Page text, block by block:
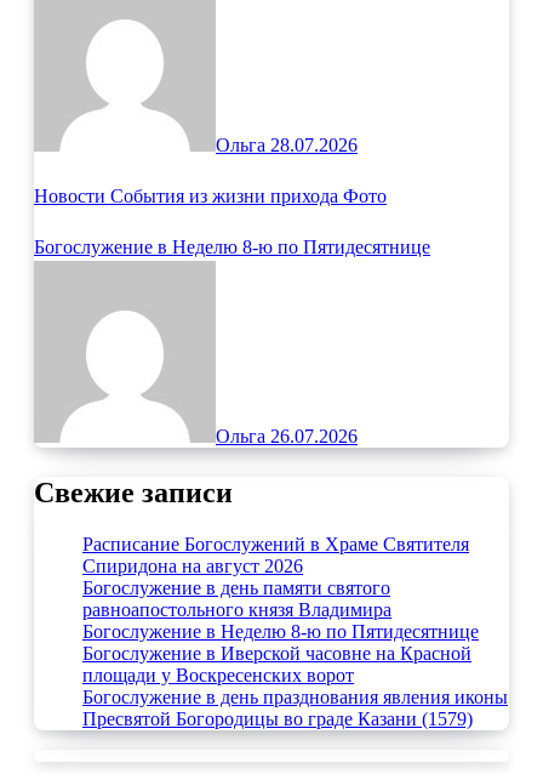
Ольга 28.07.2026
Новости События из жизни прихода Фото
Богослужение в Неделю 8-ю по Пятидесятнице
Ольга 26.07.2026
Свежие записи
Расписание Богослужений в Храме Святителя
Спиридона на август 2026
Богослужение в день памяти святого
равноапостольного князя Владимира
Богослужение в Неделю 8-ю по Пятидесятнице
Богослужение в Иверской часовне на Красной
площади у Воскресенских ворот
Богослужение в день празднования явления иконы
Пресвятой Богородицы во граде Казани (1579)